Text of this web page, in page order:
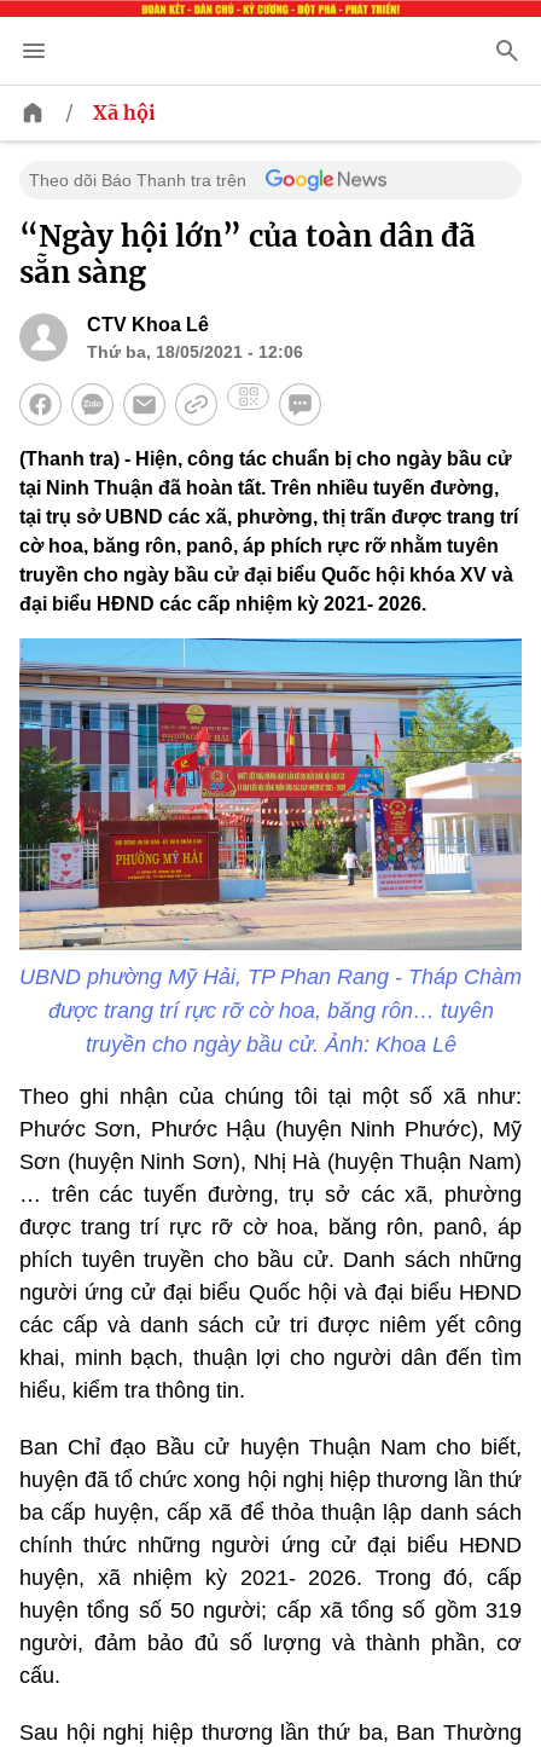
/ Xã hội
Theo dõi Báo Thanh tra trên
“Ngày hội lớn” của toàn dân đã
sẵn sàng
CTV Khoa Lê
Thứ ba, 18/05/2021 - 12:06
(Thanh tra) - Hiện, công tác chuẩn bị cho ngày bầu cử
tại Ninh Thuận đã hoàn tất. Trên nhiều tuyến đường,
tại trụ sở UBND các xã, phường, thị trấn được trang trí
cờ hoa, băng rôn, panô, áp phích rực rỡ nhằm tuyên
truyền cho ngày bầu cử đại biểu Quốc hội khóa XV và
đại biểu HĐND các cấp nhiệm kỳ 2021- 2026.
UBND phường Mỹ Hải, TP Phan Rang - Tháp Chàm
được trang trí rực rỡ cờ hoa, băng rôn… tuyên
truyền cho ngày bầu cử. Ảnh: Khoa Lê
Theo ghi nhận của chúng tôi tại một số xã như:
Phước Sơn, Phước Hậu (huyện Ninh Phước), Mỹ
Sơn (huyện Ninh Sơn), Nhị Hà (huyện Thuận Nam)
… trên các tuyến đường, trụ sở các xã, phường
được trang trí rực rỡ cờ hoa, băng rôn, panô, áp
phích tuyên truyền cho bầu cử. Danh sách những
người ứng cử đại biểu Quốc hội và đại biểu HĐND
các cấp và danh sách cử tri được niêm yết công
khai, minh bạch, thuận lợi cho người dân đến tìm
hiểu, kiểm tra thông tin.
Ban Chỉ đạo Bầu cử huyện Thuận Nam cho biết,
huyện đã tổ chức xong hội nghị hiệp thương lần thứ
ba cấp huyện, cấp xã để thỏa thuận lập danh sách
chính thức những người ứng cử đại biểu HĐND
huyện, xã nhiệm kỳ 2021- 2026. Trong đó, cấp
huyện tổng số 50 người; cấp xã tổng số gồm 319
người, đảm bảo đủ số lượng và thành phần, cơ
cấu.
Sau hội nghị hiệp thương lần thứ ba, Ban Thường